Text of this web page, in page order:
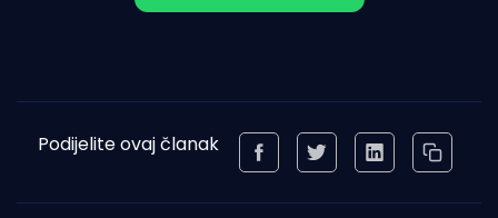
Podijelite ovaj članak